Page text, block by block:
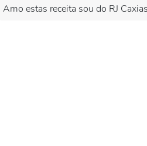
Amo estas receita sou do RJ